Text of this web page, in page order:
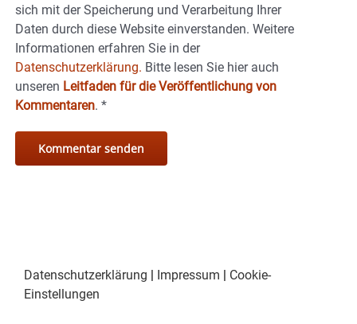
sich mit der Speicherung und Verarbeitung Ihrer
Daten durch diese Website einverstanden. Weitere
Informationen erfahren Sie in der
Datenschutzerklärung. Bitte lesen Sie hier auch
unseren Leitfaden für die Veröffentlichung von
Kommentaren. *
Datenschutzerklärung Impressum
Cookie-
Einstellungen